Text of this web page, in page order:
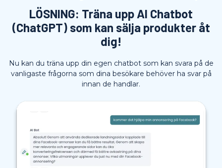
LÖSNING: Träna upp AI Chatbot
(ChatGPT) som kan sälja produkter åt
dig!
Nu kan du träna upp din egen chatbot som kan svara på de
vanligaste frågorna som dina besökare behöver ha svar på
innan de handlar.